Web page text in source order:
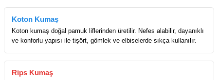
Koton Kumaş
Koton kumaş doğal pamuk liflerinden üretilir. Nefes alabilir, dayanıklı
ve konforlu yapısı ile tişört, gömlek ve elbiselerde sıkça kullanılır.
Rips Kumaş